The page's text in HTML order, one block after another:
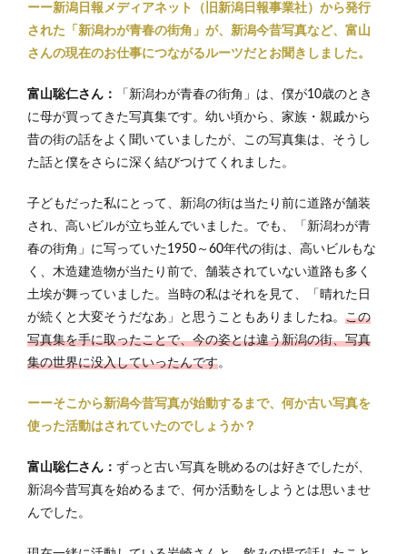
ーー新潟日報メディアネット（旧新潟日報事業社）から発行
された「新潟わが青春の街角」が、新潟今昔写真など、富山
さんの現在のお仕事につながるルーツだとお聞きしました。
富山聡仁さん：
「新潟わが青春の街角」は、僕が10歳のとき
に母が買ってきた写真集です。幼い頃から、家族・親戚から
昔の街の話をよく聞いていましたが、この写真集は、そうし
た話と僕をさらに深く結びつけてくれました。
子どもだった私にとって、新潟の街は当たり前に道路が舗装
され、高いビルが立ち並んでいました。でも、「新潟わが青
春の街角」に写っていた1950～60年代の街は、高いビルもな
く、木造建造物が当たり前で、舗装されていない道路も多く
土埃が舞っていました。当時の私はそれを見て、「晴れた日
が続くと大変そうだなあ」と思うこともありましたね。 この
写真集を手に取ったことで、今の姿とは違う新潟の街、写真
集の世界に没入していったんです。
ーーそこから新潟今昔写真が始動するまで、何か古い写真を
使った活動はされていたのでしょうか？
富山聡仁さん： ずっと古い写真を眺めるのは好きでしたが、
新潟今昔写真を始めるまで、何か活動をしようとは思いませ
んでした。